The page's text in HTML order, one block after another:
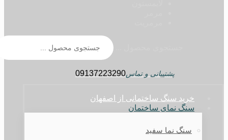
پشتیبانی و تماس09137223290
خرید سنگ ساختمانی از اصفهان
سنگ نمای ساختمان
سنگ نما سفید